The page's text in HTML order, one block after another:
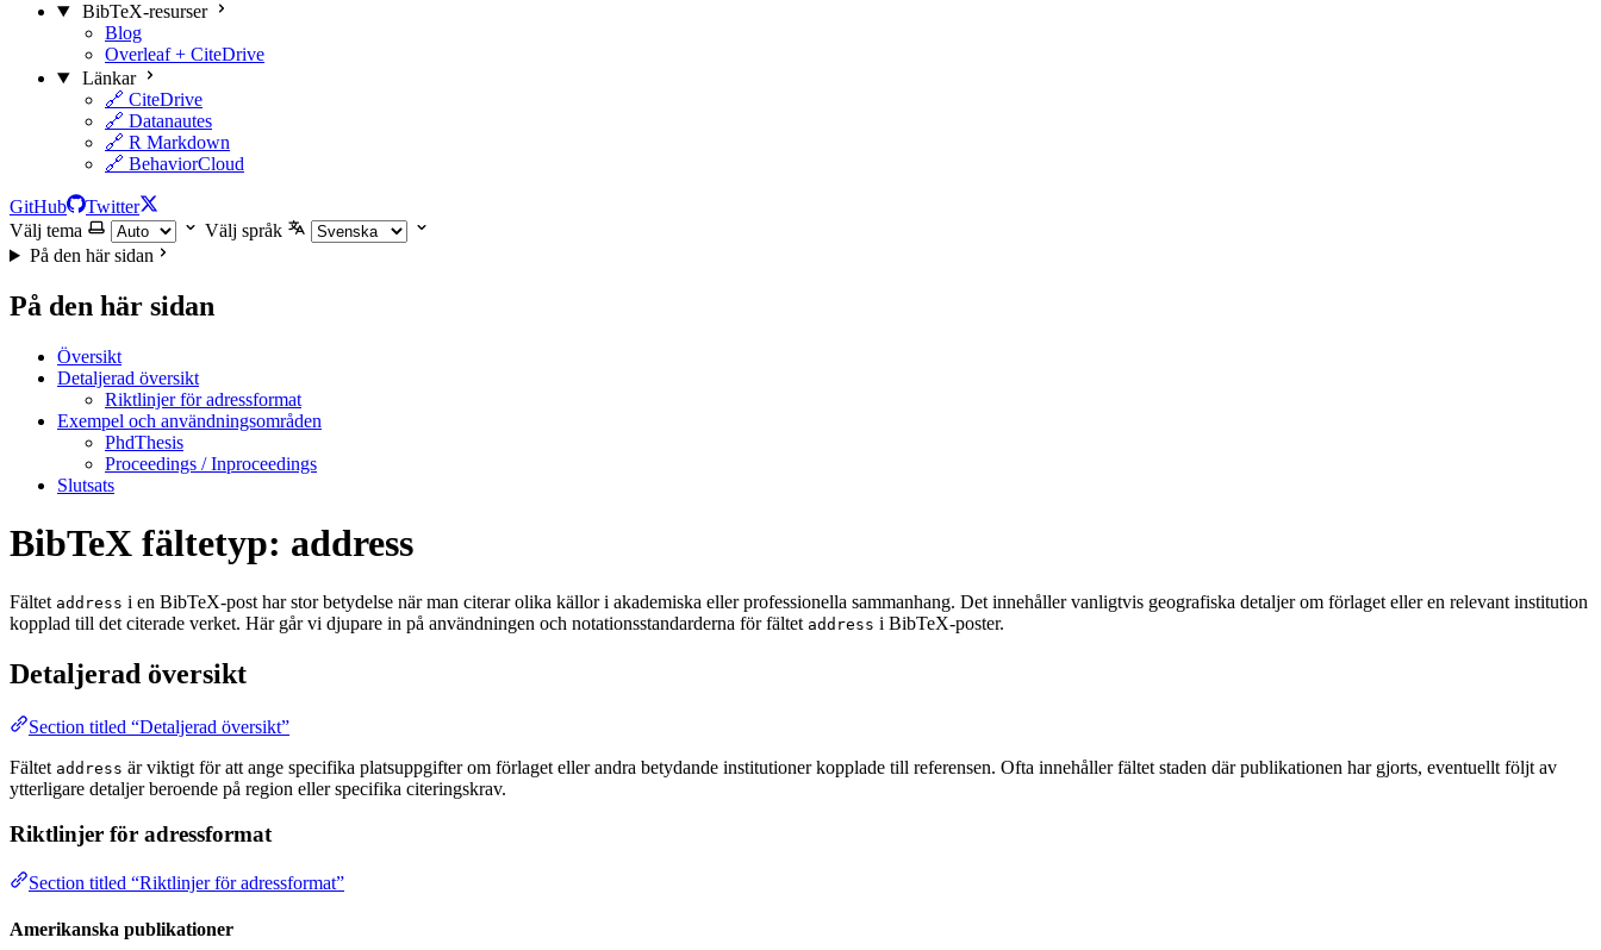
BibTeX-resurser
Blog
Overleaf + CiteDrive
Länkar
🔗 CiteDrive
🔗 Datanautes
🔗 R Markdown
🔗 BehaviorCloud
GitHub
Twitter
Välj tema
Välj språk
På den här sidan
På den här sidan
Översikt
Detaljerad översikt
Riktlinjer för adressformat
Exempel och användningsområden
PhdThesis
Proceedings / Inproceedings
Slutsats
BibTeX fältetyp: address
Fältet address i en BibTeX-post har stor betydelse när man citerar olika källor i akademiska eller professionella sammanhang. Det innehåller vanligtvis geografiska detaljer om förlaget eller en relevant institution
kopplad till det citerade verket. Här går vi djupare in på användningen och notationsstandarderna för fältet address i BibTeX-poster.
Detaljerad översikt
Section titled “Detaljerad översikt”
Fältet address är viktigt för att ange specifika platsuppgifter om förlaget eller andra betydande institutioner kopplade till referensen. Ofta innehåller fältet staden där publikationen har gjorts, eventuellt följt av
ytterligare detaljer beroende på region eller specifika citeringskrav.
Riktlinjer för adressformat
Section titled “Riktlinjer för adressformat”
Amerikanska publikationer